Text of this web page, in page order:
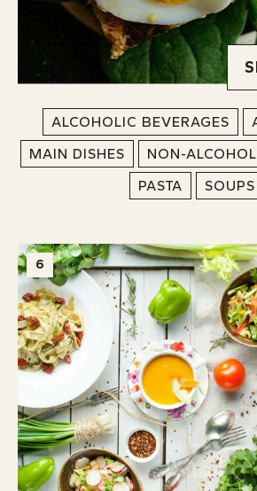
ALCOHOLIC BEVERAGES
MAIN DISHES
NON-
PASTA
SOUPS
6